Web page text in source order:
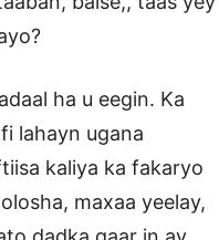
ha u eegin. Ka
lahayn ugana
kaliya ka fakaryo
maxaa yeelay,